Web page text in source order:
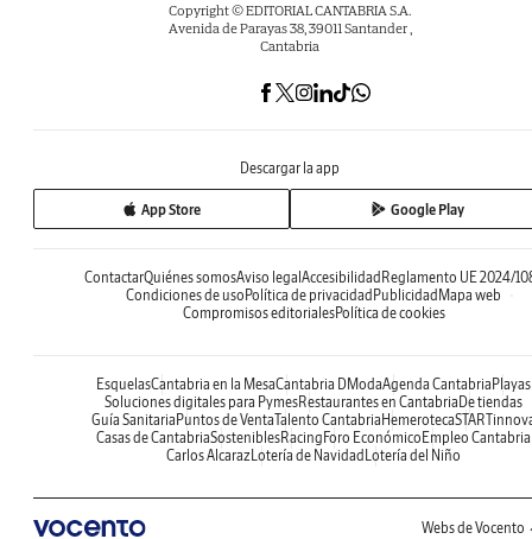
Copyright © EDITORIAL CANTABRIA S.A.
Avenida de Parayas 38, 39011 Santander ,
Cantabria
Descargar la app
App Store Google Play
ContactarQuiénes somosAviso legal Accesibilidad Reglamento UE 2024/
Condiciones de uso Política de privacidad Publicidad Mapa web
Compromisos editorialesPolítica de cookies
EsquelasCantabria en la MesaCantabria DModaAgenda Cantabria Playas
Soluciones digitales para PymesRestaurantes en Cantabria De tiendas
Guía Sanitaria Puntos de VentaTalento Cantabria Hemeroteca
Casas de CantabriaSosteniblesRacing Foro Económico Empleo Cantabria
Carlos AlcarazLotería de Navidad Lotería del Niño
Webs de Vocento